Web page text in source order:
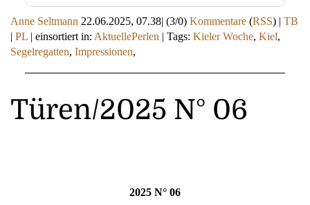
Anne Seltmann 22.06.2025, 07.38| (3/0) Kommentare (RSS) | TB
| PL | einsortiert in: AktuellePerlen | Tags: Kieler Woche, Kiel,
Segelregatten, Impressionen,
Türen/2025 N° 06
2025 N° 06